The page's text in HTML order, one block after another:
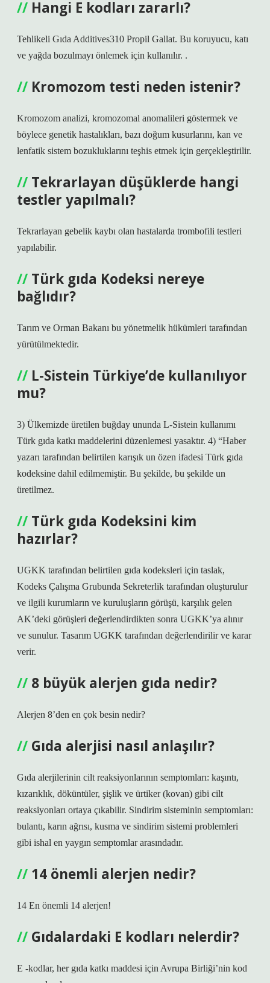
Hangi E kodları zararlı?
Tehlikeli Gıda Additives310 Propil Gallat. Bu koruyucu, katı
ve yağda bozulmayı önlemek için kullanılır. .
Kromozom testi neden istenir?
Kromozom analizi, kromozomal anomalileri göstermek ve
böylece genetik hastalıkları, bazı doğum kusurlarını, kan ve
lenfatik sistem bozukluklarını teşhis etmek için gerçekleştirilir.
Tekrarlayan düşüklerde hangi
testler yapılmalı?
Tekrarlayan gebelik kaybı olan hastalarda trombofili testleri
yapılabilir.
Türk gıda Kodeksi nereye
bağlıdır?
Tarım ve Orman Bakanı bu yönetmelik hükümleri tarafından
yürütülmektedir.
L-Sistein Türkiye’de kullanılıyor
mu?
3) Ülkemizde üretilen buğday ununda L-Sistein kullanımı
Türk gıda katkı maddelerini düzenlemesi yasaktır. 4) “Haber
yazarı tarafından belirtilen karışık un özen ifadesi Türk gıda
kodeksine dahil edilmemiştir. Bu şekilde, bu şekilde un
üretilmez.
Türk gıda Kodeksini kim
hazırlar?
UGKK tarafından belirtilen gıda kodeksleri için taslak,
Kodeks Çalışma Grubunda Sekreterlik tarafından oluşturulur
ve ilgili kurumların ve kuruluşların görüşü, karşılık gelen
AK’deki görüşleri değerlendirdikten sonra UGKK’ya alınır
ve sunulur. Tasarım UGKK tarafından değerlendirilir ve karar
verir.
8 büyük alerjen gıda nedir?
Alerjen 8’den en çok besin nedir?
Gıda alerjisi nasıl anlaşılır?
Gıda alerjilerinin cilt reaksiyonlarının semptomları: kaşıntı,
kızarıklık, döküntüler, şişlik ve ürtiker (kovan) gibi cilt
reaksiyonları ortaya çıkabilir. Sindirim sisteminin semptomları:
bulantı, karın ağrısı, kusma ve sindirim sistemi problemleri
gibi ishal en yaygın semptomlar arasındadır.
14 önemli alerjen nedir?
14 En önemli 14 alerjen!
Gıdalardaki E kodları nelerdir?
E -kodlar, her gıda katkı maddesi için Avrupa Birliği’nin kod